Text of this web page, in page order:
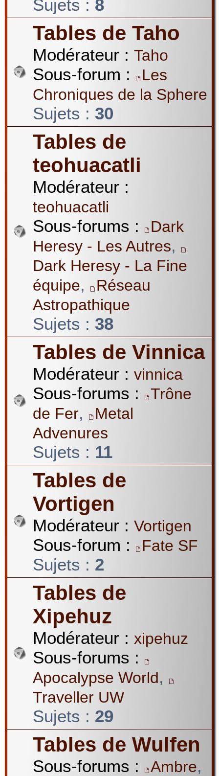
Sujets : 8
Tables de Taho
Modérateur : Taho
Sous-forum :
Les
Chroniques de la Sphere
Sujets : 30
Tables de
teohuacatli
Modérateur :
teohuacatli
Sous-forums :
Dark
Heresy - Les Autres,
Dark Heresy - La Fine
équipe,
Réseau
Astropathique
Sujets : 38
Tables de Vinnica
Modérateur : vinnica
Sous-forums :
Trône
de Fer,
Metal
Advenures
Sujets : 11
Tables de
Vortigen
Modérateur : Vortigen
Sous-forum : Fate SF
Sujets : 2
Tables de
Xipehuz
Modérateur : xipehuz
Sous-forums :
Apocalypse World,
Traveller UW
Sujets : 29
Tables de Wulfen
Sous-forums : Ambre,